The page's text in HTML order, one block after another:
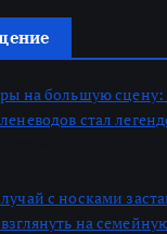
на большую сцену:
стал
с носками
на